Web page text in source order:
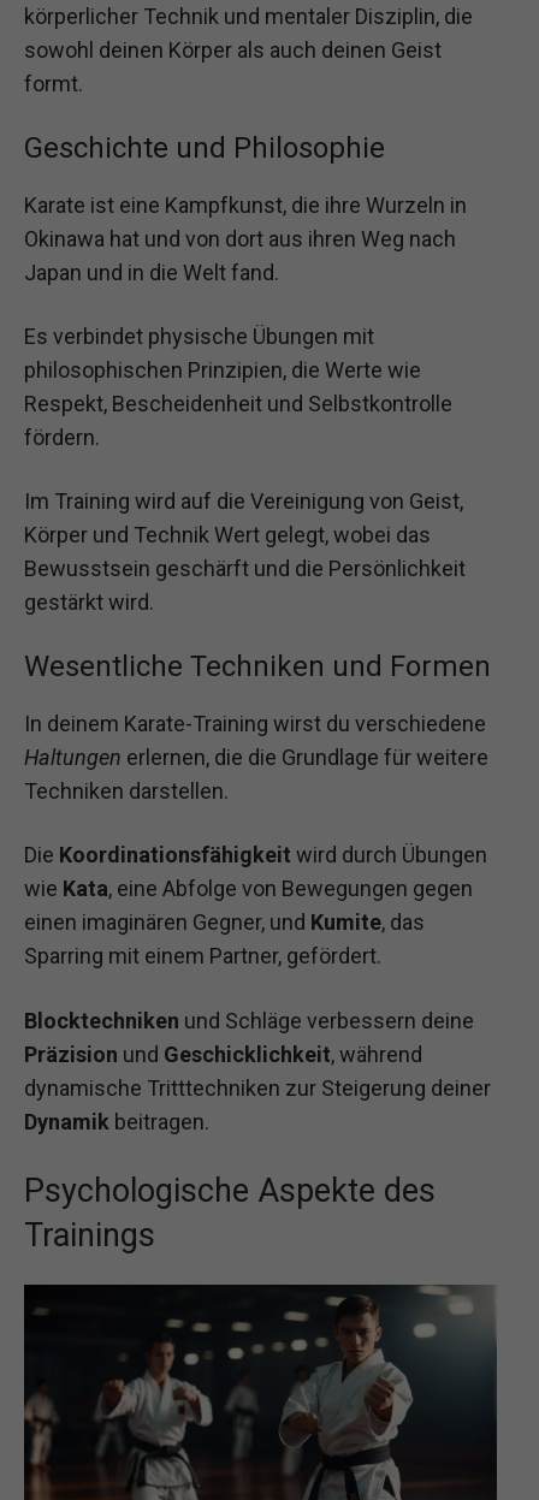
körperlicher Technik und mentaler Disziplin, die
sowohl deinen Körper als auch deinen Geist
formt.
Geschichte und Philosophie
Karate ist eine Kampfkunst, die ihre Wurzeln in
Okinawa hat und von dort aus ihren Weg nach
Japan und in die Welt fand.
Es verbindet physische Übungen mit
philosophischen Prinzipien, die Werte wie
Respekt, Bescheidenheit und Selbstkontrolle
fördern.
Im Training wird auf die Vereinigung von Geist,
Körper und Technik Wert gelegt, wobei das
Bewusstsein geschärft und die Persönlichkeit
gestärkt wird.
Wesentliche Techniken und Formen
In deinem Karate-Training wirst du verschiedene
Haltungen erlernen, die die Grundlage für weitere
Techniken darstellen.
Die Koordinationsfähigkeit wird durch Übungen
wie Kata, eine Abfolge von Bewegungen gegen
einen imaginären Gegner, und Kumite, das
Sparring mit einem Partner, gefördert.
Blocktechniken und Schläge verbessern deine
Präzision und Geschicklichkeit, während
dynamische Tritttechniken zur Steigerung deiner
Dynamik beitragen.
Psychologische Aspekte des
Trainings